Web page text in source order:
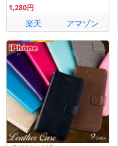
1,280円
楽天 アマゾン